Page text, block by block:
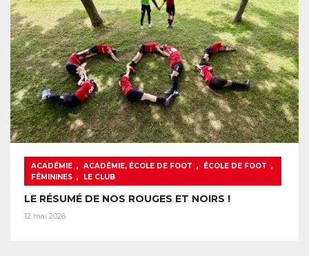
ACADÉMIE , ACADÉMIE, ÉCOLE DE FOOT , ÉCOLE DE FOOT ,
FÉMININES , LE CLUB
LE RÉSUMÉ DE NOS ROUGES ET NOIRS !
12 mai 2026